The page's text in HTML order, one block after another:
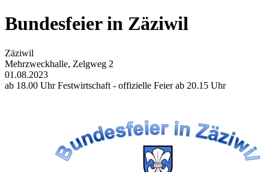
Bundesfeier in Zäziwil
Zäziwil
Mehrzweckhalle, Zelgweg 2
01.08.2023
ab 18.00 Uhr Festwirtschaft - offizielle Feier ab 20.15 Uhr